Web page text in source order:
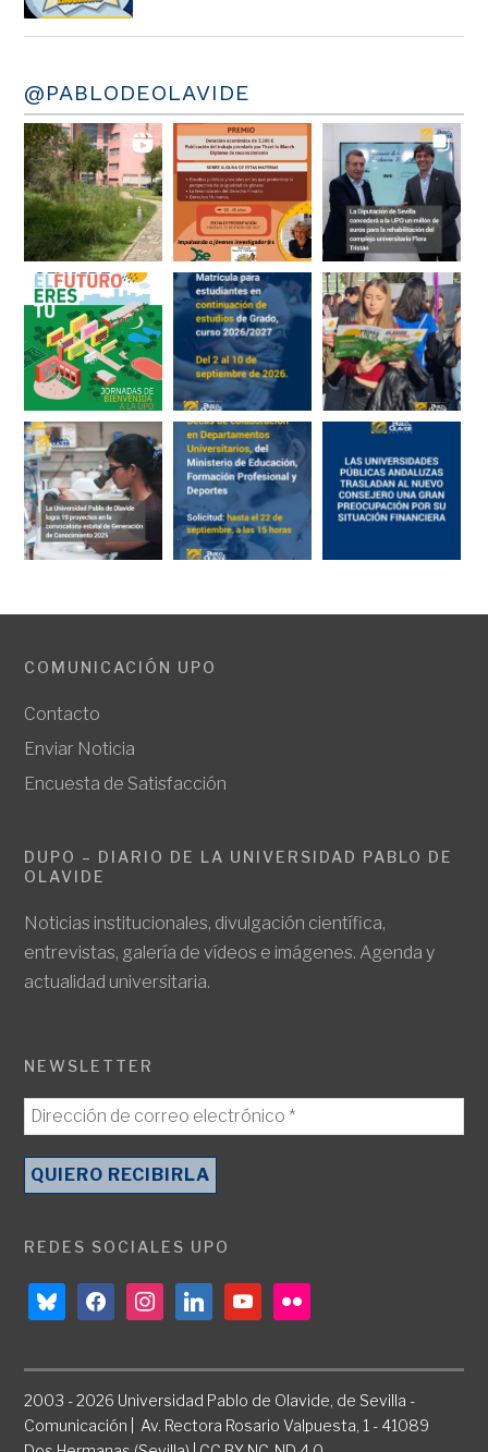
@PABLODEOLAVIDE
COMUNICACIÓN UPO
Contacto
Enviar Noticia
Encuesta de Satisfacción
DUPO – DIARIO DE LA UNIVERSIDAD PABLO DE
OLAVIDE
Noticias institucionales, divulgación científica,
entrevistas, galería de vídeos e imágenes. Agenda y
actualidad universitaria.
NEWSLETTER
REDES SOCIALES UPO
blueskyfacebookinstagramlinkedinyoutubeflickr
2003 - 2026 Universidad Pablo de Olavide, de Sevilla -
Comunicación | Av. Rectora Rosario Valpuesta, 1 - 41089